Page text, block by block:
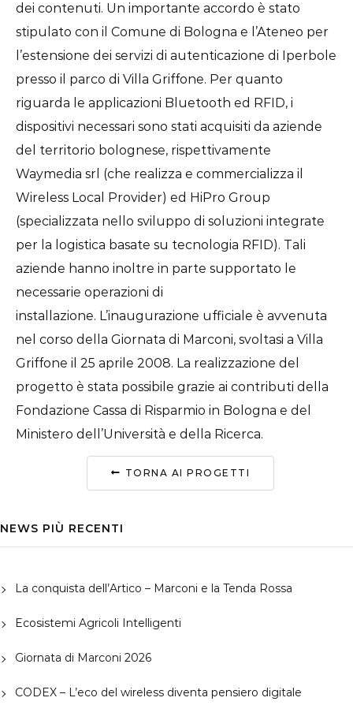
dei contenuti. Un importante accordo è stato
stipulato con il Comune di Bologna e l’Ateneo per
l’estensione dei servizi di autenticazione di Iperbole
presso il parco di Villa Griffone. Per quanto
riguarda le applicazioni Bluetooth ed RFID, i
dispositivi necessari sono stati acquisiti da aziende
del territorio bolognese, rispettivamente
Waymedia srl (che realizza e commercializza il
Wireless Local Provider) ed HiPro Group
(specializzata nello sviluppo di soluzioni integrate
per la logistica basate su tecnologia RFID). Tali
aziende hanno inoltre in parte supportato le
necessarie operazioni di
installazione. L’inaugurazione ufficiale è avvenuta
nel corso della Giornata di Marconi, svoltasi a Villa
Griffone il 25 aprile 2008. La realizzazione del
progetto è stata possibile grazie ai contributi della
Fondazione Cassa di Risparmio in Bologna e del
Ministero dell’Università e della Ricerca.
TORNA AI PROGETTI
NEWS PIÙ RECENTI
La conquista dell’Artico – Marconi e la Tenda Rossa
Ecosistemi Agricoli Intelligenti
Giornata di Marconi 2026
CODEX – L’eco del wireless diventa pensiero digitale